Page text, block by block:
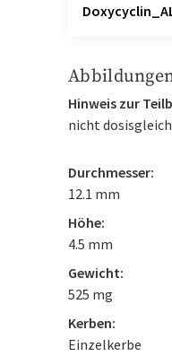
Hinweis zur
nicht
Durchmesser:
12.1 mm
Höhe:
4.5 mm
Gewicht:
525 mg
Kerben:
Einzelkerbe